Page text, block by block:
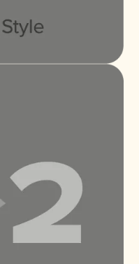
าจะเ
ราจะ